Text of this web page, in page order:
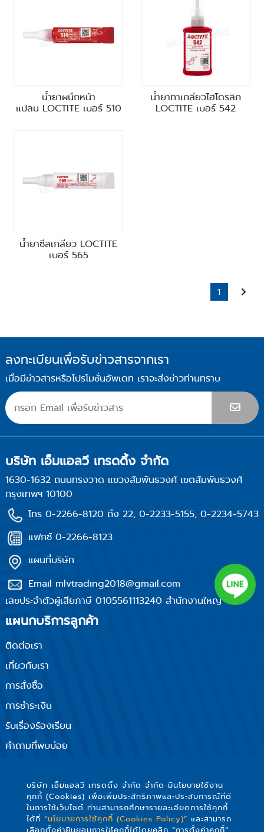
น้ำยาผนึกหน้า
แปลน LOCTITE เบอร์ 510
น้ำยาทาเกลียวไฮโดรลิก
LOCTITE เบอร์ 542
น้ำยาซีลเกลียว LOCTITE
เบอร์ 565
1
บริษัท เอ็มแอลวี เทรดดิ้ง จำกัด จำกัด มีนโยบายใช้งาน
คุกกี้ (Cookies) เพื่อเพิ่มประสิทธิภาพและประสบการณ์ที่ดี
ในการใช้เว็บไซต์ ท่านสามารถศึกษารายละเอียดการใช้คุกกี้
ได้ที่ “นโยบายการใช้คุกกี้ (Cookies Policy)” และสามารถ
ลงทะเบียนเพื่อรับข่าวสารจากเรา
เมื่อมีข่าวสารหรือโปรโมชั่นอัพเดท เราจะส่งข่าวท่านทราบ
บริษัท เอ็มแอลวี เทรดดิ้ง จำกัด
1630-1632 ถนนทรงวาด แขวงสัมพันธวงศ์ เขตสัมพันธวงศ์
กรุงเทพฯ 10100
โทร 0-2266-8120 ถึง 22, 0-2233-5155, 0-2234-5743
แฟกซ์ 0-2266-8123
แผนที่บริษัท
Email mlvtrading2018@gmail.com
เลขประจำตัวผู้เสียภาษี 0105561113240 สำนักงานใหญ่
แผนกบริการลูกค้า
ติดต่อเรา
เกี่ยวกับเรา
การสั่งซื้อ
การชำระเงิน
รับเรื่องร้องเรียน
คำถามที่พบบ่อย
ติดตามเรา